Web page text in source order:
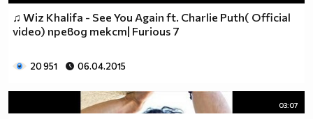
♫ Wiz Khalifa - See You Again ft. Charlie Puth( Official
video) превод текст| Furious 7
20 951 06.04.2015
03:07